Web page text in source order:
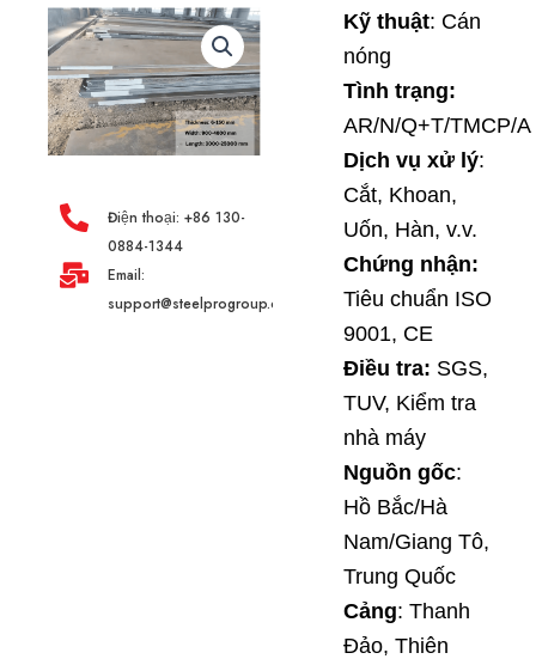
Điện thoại: +86 130-
0884-1344
Email:
support@steelprogroup.com
Kỹ thuật: Cán
nóng
Tình trạng:
AR/N/Q+T/TMCP/A
Dịch vụ xử lý:
Cắt, Khoan,
Uốn, Hàn, v.v.
Chứng nhận:
Tiêu chuẩn ISO
9001, CE
Điều tra: SGS,
TUV, Kiểm tra
nhà máy
Nguồn gốc:
Hồ Bắc/Hà
Nam/Giang Tô,
Trung Quốc
Cảng: Thanh
Đảo, Thiên